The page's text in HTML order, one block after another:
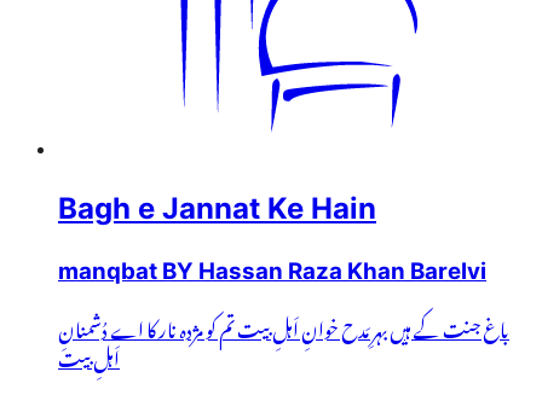
Bagh e Jannat Ke Hain
manqbat BY Hassan Raza Khan Barelvi
باغ جنت کے ہیں بہرِ مَدح خوانِ اَہلِ بیت تم کو مژدہ نار کا اے دُشمنانِ
اَہلِ بیت